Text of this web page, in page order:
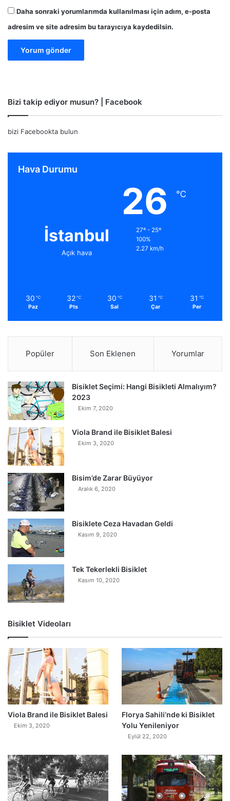
Daha sonraki yorumlarımda kullanılması için adım, e-posta
adresim ve site adresim bu tarayıcıya kaydedilsin.
Bizi takip ediyor musun? | Facebook
bizi Facebookta bulun
Hava Durumu
İstanbul
Açık hava
26 ℃
27º - 25º
100%
2.27 km/h
30 ℃
Paz
32 ℃
Pts
30 ℃
Sal
31 ℃
Çar
31 ℃
Per
Popüler Son Eklenen Yorumlar
Bisiklet Seçimi: Hangi Bisikleti Almalıyım?
2023
Ekim 7, 2020
Viola Brand ile Bisiklet Balesi
Ekim 3, 2020
Bisim’de Zarar Büyüyor
Aralık 6, 2020
Bisiklete Ceza Havadan Geldi
Kasım 9, 2020
Tek Tekerlekli Bisiklet
Kasım 10, 2020
Bisiklet Videoları
Viola Brand ile Bisiklet Balesi
Ekim 3, 2020
Florya Sahili’nde ki Bisiklet
Yolu Yenileniyor
Eylül 22, 2020